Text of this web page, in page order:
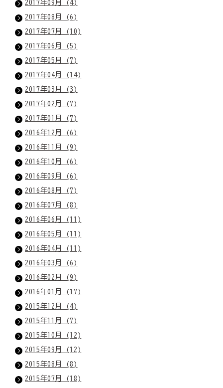
2017年09月 (4)
2017年08月 (6)
2017年07月 (10)
2017年06月 (5)
2017年05月 (7)
2017年04月 (14)
2017年03月 (3)
2017年02月 (7)
2017年01月 (7)
2016年12月 (6)
2016年11月 (9)
2016年10月 (6)
2016年09月 (6)
2016年08月 (7)
2016年07月 (8)
2016年06月 (11)
2016年05月 (11)
2016年04月 (11)
2016年03月 (6)
2016年02月 (9)
2016年01月 (17)
2015年12月 (4)
2015年11月 (7)
2015年10月 (12)
2015年09月 (12)
2015年08月 (8)
2015年07月 (18)